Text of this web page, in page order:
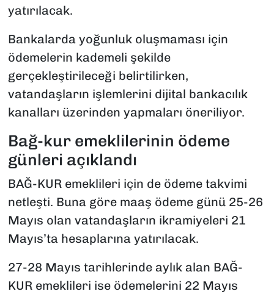
yatırılacak.
Bankalarda yoğunluk oluşmaması için
ödemelerin kademeli şekilde
gerçekleştirileceği belirtilirken,
vatandaşların işlemlerini dijital bankacılık
kanalları üzerinden yapmaları öneriliyor.
Bağ-kur emeklilerinin ödeme
günleri açıklandı
BAĞ-KUR emeklileri için de ödeme takvimi
netleşti. Buna göre maaş ödeme günü 25-26
Mayıs olan vatandaşların ikramiyeleri 21
Mayıs’ta hesaplarına yatırılacak.
27-28 Mayıs tarihlerinde aylık alan BAĞ-
KUR emeklileri ise ödemelerini 22 Mayıs